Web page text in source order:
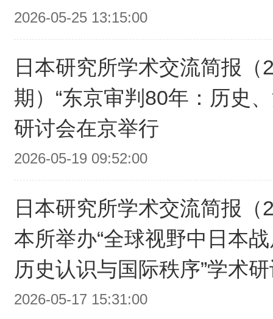
2026-05-25 13:15:00
日本研究所学术交流简报（
期）“东京审判80年：历史
研讨会在京举行
2026-05-19 09:52:00
日本研究所学术交流简报（
本所举办“全球视野中日本
历史认识与国际秩序”学术
2026-05-17 15:31:00